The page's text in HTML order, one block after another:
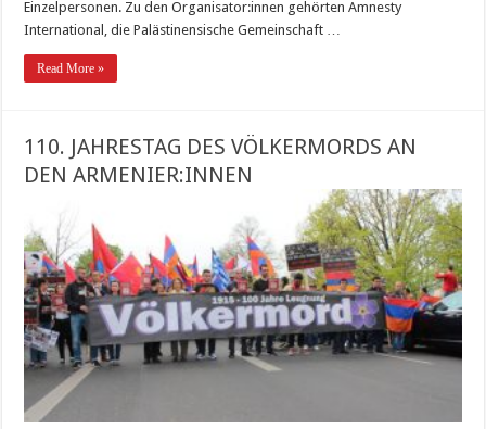
Einzelpersonen. Zu den Organisator:innen gehörten Amnesty
International, die Palästinensische Gemeinschaft …
Read More »
110. JAHRESTAG DES VÖLKERMORDS AN
DEN ARMENIER:INNEN